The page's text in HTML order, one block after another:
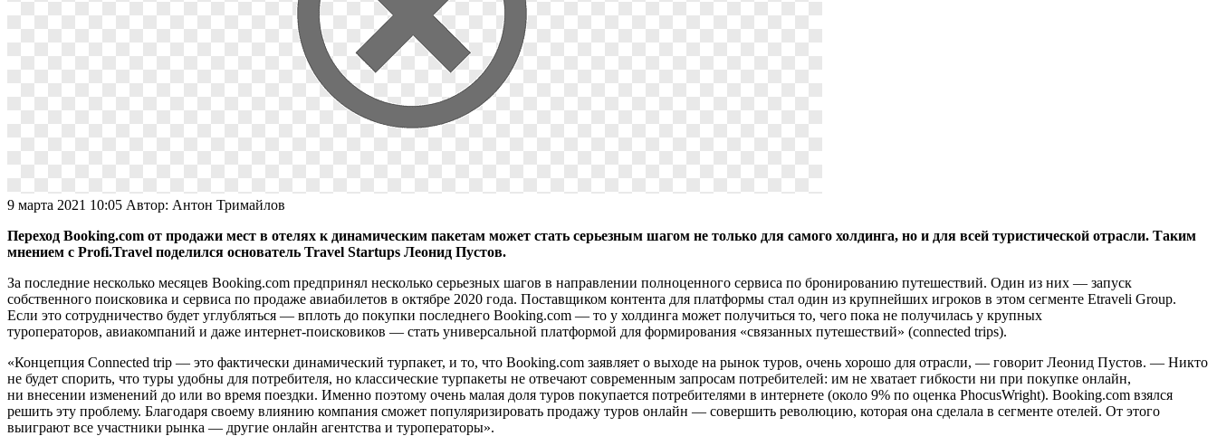
9 марта 2021 10:05 Автор: Антон Тримайлов
Переход Booking.com от продажи мест в отелях к динамическим пакетам может стать серьезным шагом не только для самого холдинга, но и для всей туристической отрасли. Таким
мнением с Profi.Travel поделился основатель Travel Startups Леонид Пустов.
За последние несколько месяцев Booking.com предпринял несколько серьезных шагов в направлении полноценного сервиса по бронированию путешествий. Один из них — запуск
собственного поисковика и сервиса по продаже авиабилетов в октябре 2020 года. Поставщиком контента для платформы стал один из крупнейших игроков в этом сегменте Etraveli Group.
Если это сотрудничество будет углубляться — вплоть до покупки последнего Booking.com — то у холдинга может получиться то, чего пока не получилась у крупных
туроператоров, авиакомпаний и даже интернет-поисковиков — стать универсальной платформой для формирования «связанных путешествий» (connected trips).
«Концепция Connected trip — это фактически динамический турпакет, и то, что Booking.com заявляет о выходе на рынок туров, очень хорошо для отрасли, — говорит Леонид Пустов. — Никто
не будет спорить, что туры удобны для потребителя, но классические турпакеты не отвечают современным запросам потребителей: им не хватает гибкости ни при покупке онлайн,
ни внесении изменений до или во время поездки. Именно поэтому очень малая доля туров покупается потребителями в интернете (около 9% по оценка PhocusWright). Booking.com взялся
решить эту проблему. Благодаря своему влиянию компания сможет популяризировать продажу туров онлайн — совершить революцию, которая она сделала в сегменте отелей. От этого
выиграют все участники рынка — другие онлайн агентства и туроператоры».